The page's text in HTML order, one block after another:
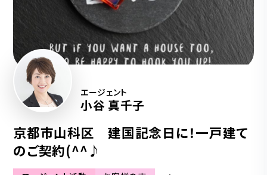
エージェント
小谷 真千子
京都市山科区 建国記念日に！一戸建て
のご契約(^^♪